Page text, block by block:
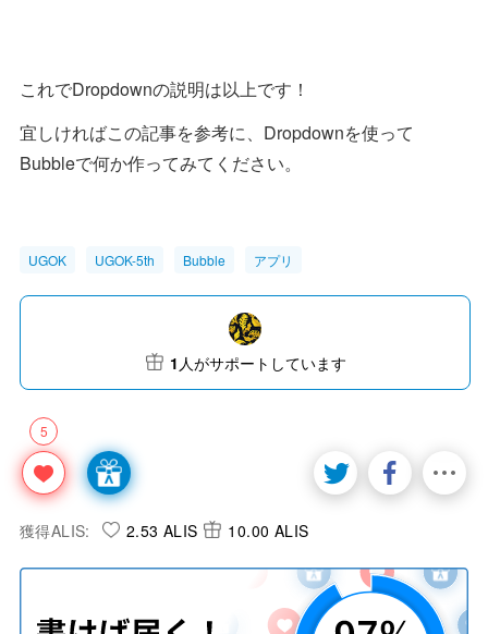
これでDropdownの説明は以上です！
宜しければこの記事を参考に、Dropdownを使って
Bubbleで何か作ってみてください。
UGOK UGOK-5th Bubble アプリ
5
1 人がサポートしています
獲得ALIS: 2.53 ALIS 10.00 ALIS